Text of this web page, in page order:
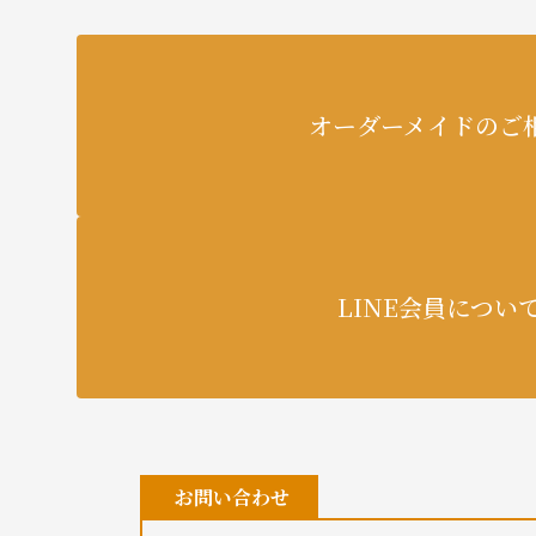
オーダーメイドのご
LINE会員につい
お問い合わせ